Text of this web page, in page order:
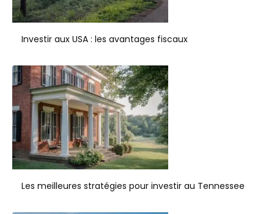
Investir aux USA : les avantages fiscaux
Les meilleures stratégies pour investir au Tennessee